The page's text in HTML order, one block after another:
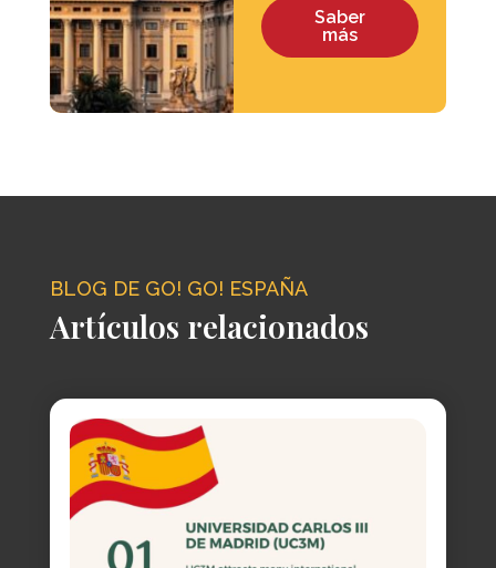
Saber
más
BLOG DE GO! GO! ESPAÑA
Artículos relacionados